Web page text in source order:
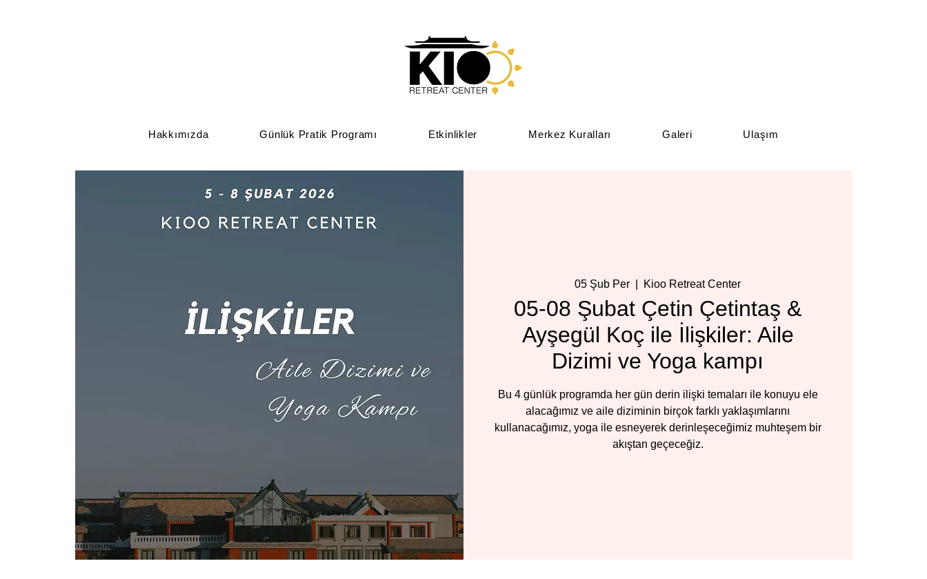
Hakkımızda Günlük Pratik Programı Etkinlikler Merkez Kuralları Galeri Ulaşım
05 Şub Per Kioo Retreat Center
05-08 Şubat Çetin Çetintaş &
Ayşegül Koç ile İlişkiler: Aile
Dizimi ve Yoga kampı
Bu 4 günlük programda her gün derin ilişki temaları ile konuyu ele
alacağımız ve aile diziminin birçok farklı yaklaşımlarını
kullanacağımız, yoga ile esneyerek derinleşeceğimiz muhteşem bir
akıştan geçeceğiz.